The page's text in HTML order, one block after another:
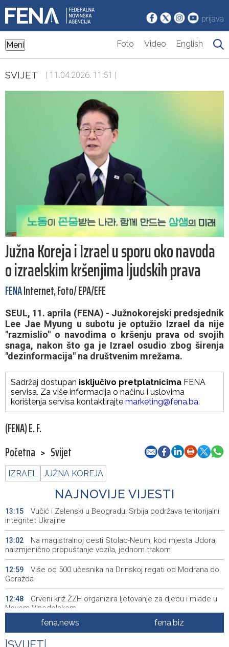
prijava
Meni Foto Video English
SVIJET | 11.04.2026. 11:51 |
Južna Koreja i Izrael u sporu oko navoda
o izraelskim kršenjima ljudskih prava
FENAInternet, Foto/ EPA/EFE
SEUL, 11. aprila (FENA) - Južnokorejski predsjednik
Lee Jae Myung u subotu je optužio Izrael da nije
"razmislio" o navodima o kršenju prava od svojih
snaga, nakon što ga je Izrael osudio zbog širenja
"dezinformacija" na društvenim mrežama.
Sadržaj dostupan isključivo pretplatnicima FENA
servisa. Za više informacija o načinu i uslovima
korištenja servisa kontaktirajte marketing@fena.ba.
(FENA) E. F.
Početna > Svijet
IZRAEL JUŽNA KOREJA
NAJNOVIJE VIJESTI
13:15
Vučić i Zelenski u Beogradu: Srbija podržava teritorijalni
integritet Ukrajine
13:02
Na magistralnoj cesti Stolac-Neum, kod mjesta Udora,
naizmjenično propuštanje vozila, jednom trakom
12:59
Više od 500 učesnika na Drinskoj regati od Modrana do
Goražda
12:48
Crveni križ ŽZH organizira ljetovanje za djecu i mlade u
Novom Vinodolskom
Saopćenje za javnost Republikanci BiH
fena.news fena.biz